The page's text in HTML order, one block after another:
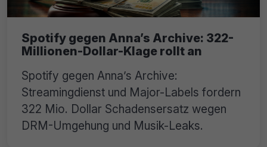
Spotify gegen Anna’s Archive: 322-
Millionen-Dollar-Klage rollt an
Spotify gegen Anna’s Archive:
Streamingdienst und Major-Labels fordern
322 Mio. Dollar Schadensersatz wegen
DRM-Umgehung und Musik-Leaks.